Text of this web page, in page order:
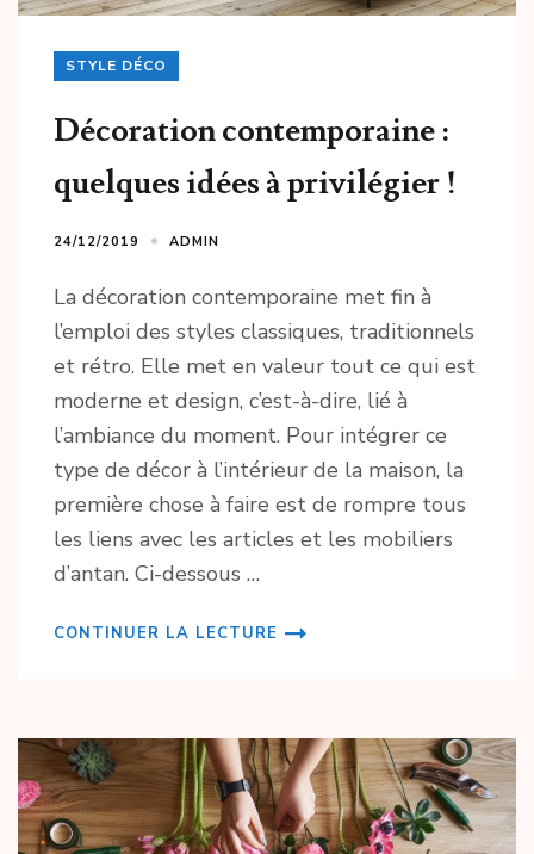
STYLE DÉCO
Décoration contemporaine :
quelques idées à privilégier !
24/12/2019 ADMIN
La décoration contemporaine met fin à
l’emploi des styles classiques, traditionnels
et rétro. Elle met en valeur tout ce qui est
moderne et design, c’est-à-dire, lié à
l’ambiance du moment. Pour intégrer ce
type de décor à l’intérieur de la maison, la
première chose à faire est de rompre tous
les liens avec les articles et les mobiliers
d’antan. Ci-dessous …
CONTINUER LA LECTURE